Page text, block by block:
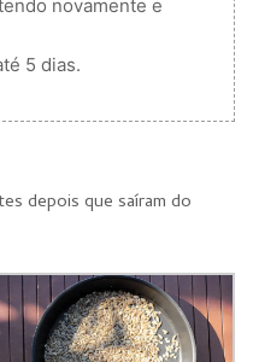
novamente e
5 dias.
depois que saíram do